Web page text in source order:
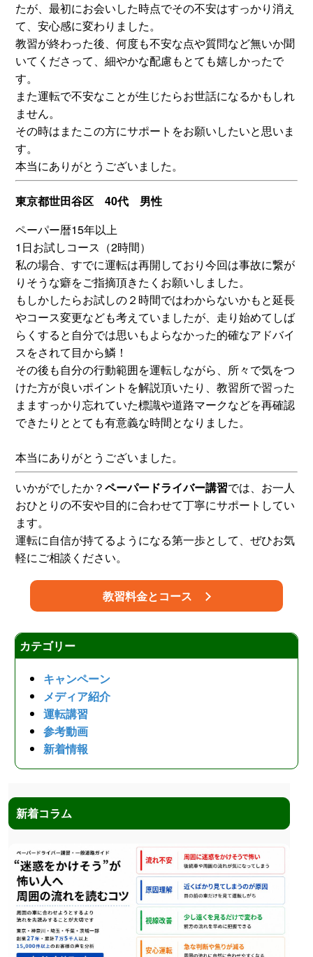
たが、最初にお会いした時点でその不安はすっかり消え
て、安心感に変わりました。
教習が終わった後、何度も不安な点や質問など無いか聞
いてくださって、細やかな配慮もとても嬉しかったで
す。
また運転で不安なことが生じたらお世話になるかもしれ
ません。
その時はまたこの方にサポートをお願いしたいと思いま
す。
本当にありがとうございました。
東京都世田谷区 40代 男性
ペーパー暦15年以上
1日お試しコース（2時間）
私の場合、すでに運転は再開しており今回は事故に繋が
りそうな癖をご指摘頂きたくお願いしました。
もしかしたらお試しの２時間ではわからないかもと延長
やコース変更なども考えていましたが、走り始めてしば
らくすると自分では思いもよらなかった的確なアドバイ
スをされて目から鱗！
その後も自分の行動範囲を運転しながら、所々で気をつ
けた方が良いポイントを解説頂いたり、教習所で習った
まますっかり忘れていた標識や道路マークなどを再確認
できたりととても有意義な時間となりました。
本当にありがとうございました。
いかがでしたか？ペーパードライバー講習では、お一人
おひとりの不安や目的に合わせて丁寧にサポートしてい
ます。
運転に自信が持てるようになる第一歩として、ぜひお気
軽にご相談ください。
教習料金とコース
カテゴリー
キャンペーン
メディア紹介
運転講習
参考動画
新着情報
新着コラム